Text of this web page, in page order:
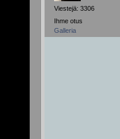
Viestejä: 3306
Ihme otus
Galleria